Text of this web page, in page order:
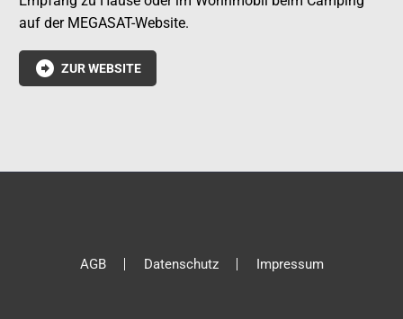
auf der MEGASAT-Website.
 ZUR WEBSITE
AGB Datenschutz Impressum